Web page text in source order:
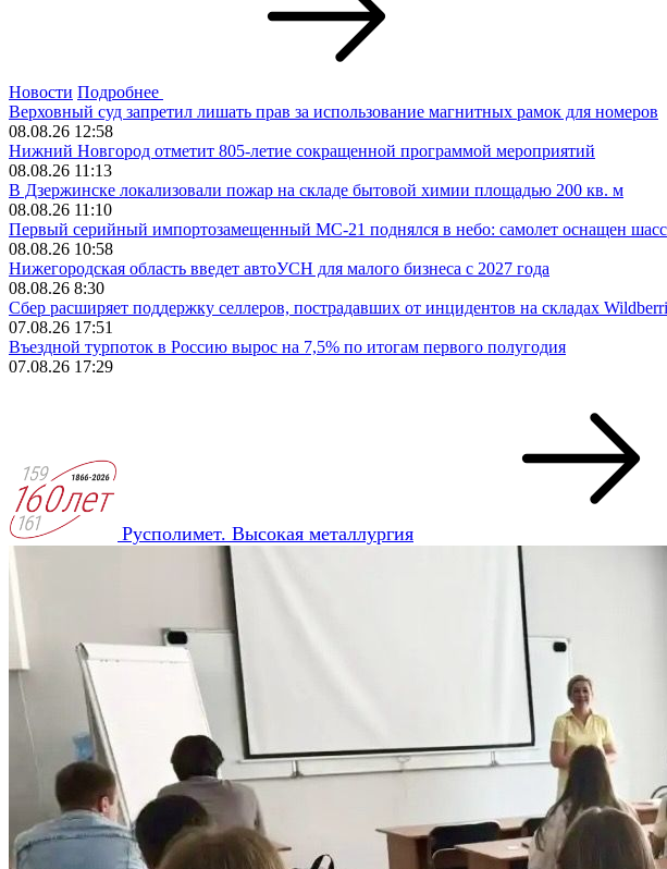
Новости Подробнее
Верховный суд запретил лишать прав за использование магнитных рамок для номеров
08.08.26 12:58
Нижний Новгород отметит 805-летие сокращенной программой мероприятий
08.08.26 11:13
В Дзержинске локализовали пожар на складе бытовой химии площадью 200 кв. м
08.08.26 11:10
Первый серийный импортозамещенный МС-21 поднялся в небо: самолет оснащен
08.08.26 10:58
Нижегородская область введет автоУСН для малого бизнеса с 2027 года
08.08.26 8:30
Сбер расширяет поддержку селлеров, пострадавших от инцидентов на складах
07.08.26 17:51
Въездной турпоток в Россию вырос на 7,5% по итогам первого полугодия
07.08.26 17:29
Русполимет. Высокая металлургия